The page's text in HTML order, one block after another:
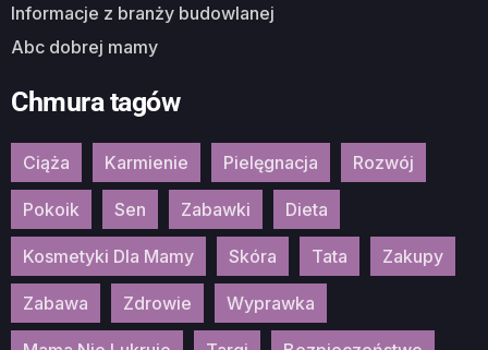
Informacje z branży budowlanej
Abc dobrej mamy
Chmura tagów
Ciąża Karmienie Pielęgnacja Rozwój
Pokoik Sen Zabawki Dieta
Kosmetyki Dla Mamy Skóra Tata Zakupy
Zabawa Zdrowie Wyprawka